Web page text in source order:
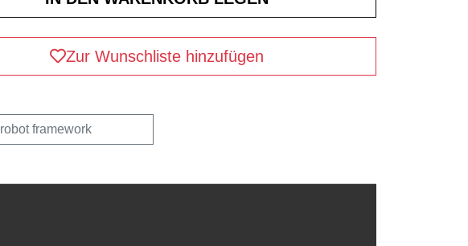
Zur Wunschliste hinzufügen
robot framework